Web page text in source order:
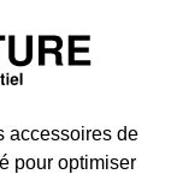
accessoires de
pour optimiser